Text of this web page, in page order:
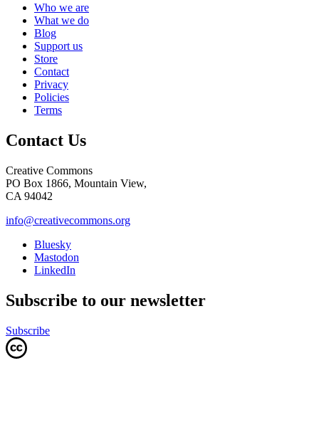
Who we are
What we do
Blog
Support us
Store
Contact
Privacy
Policies
Terms
Contact Us
Creative Commons
PO Box 1866, Mountain View,
CA 94042
info@creativecommons.org
Bluesky
Mastodon
LinkedIn
Subscribe to our newsletter
Subscribe